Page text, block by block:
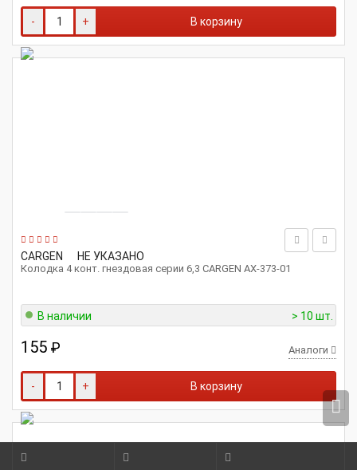
- + В корзину
CARGEN НЕ УКАЗАНО
Колодка 4 конт. гнездовая серии 6,3 CARGEN AX-373-01
В наличии > 10 шт.
155 ₽ Аналоги
- + В корзину